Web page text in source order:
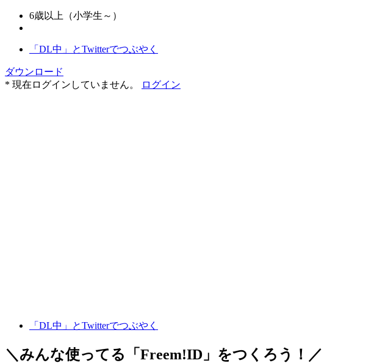
6歳以上（小学生～）
「DL中」とTwitterでつぶやく
ダウンロード
* 現在ログインしていません。
ログイン
「DL中」とTwitterでつぶやく
＼みんな使ってる「 Freem!ID 」をつくろう！／